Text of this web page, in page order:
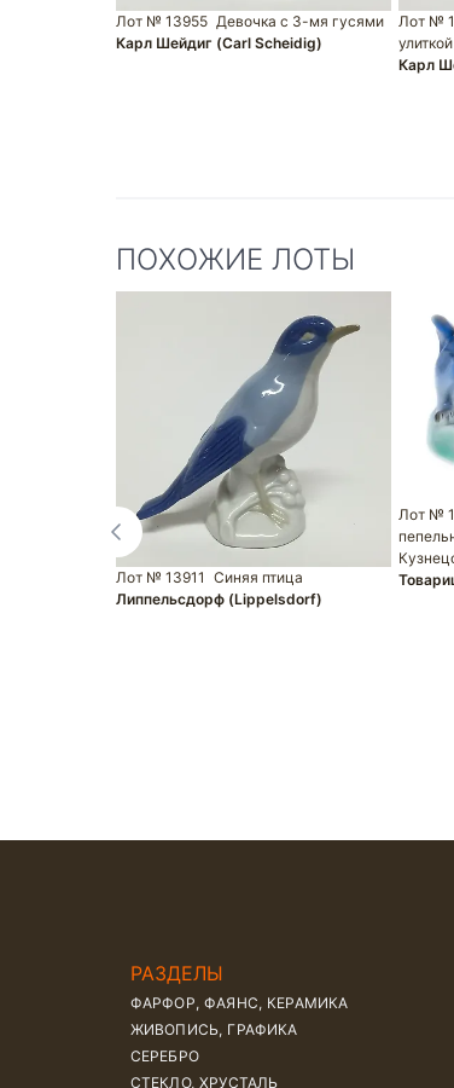
Лот № 13955 Девочка с 3-мя гусями
Карл Шейдиг (Carl Scheidig)
Лот №
улиткой
Карл
ПОХОЖИЕ ЛОТЫ
Лот № 13911 Синяя птица
Липпельсдорф (Lippelsdorf)
Лот №
РАЗДЕЛЫ
ФАРФОР, ФАЯНС, КЕРАМИКА
ЖИВОПИСЬ, ГРАФИКА
СЕРЕБРО
СТЕКЛО, ХРУСТАЛЬ